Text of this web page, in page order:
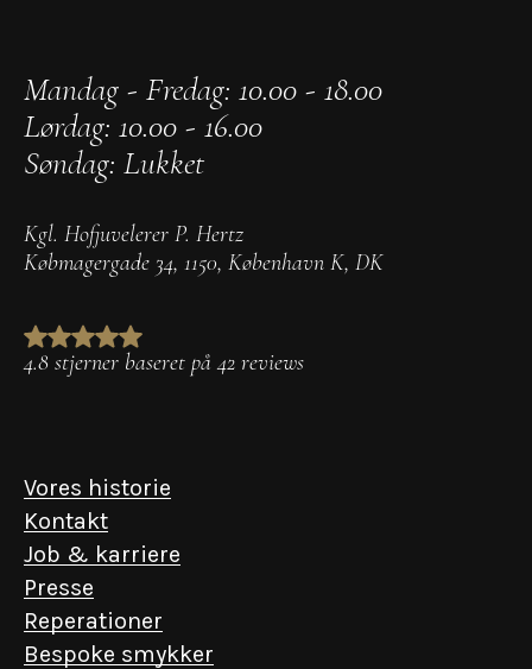
Mandag - Fredag: 10.00 - 18.00
Lørdag: 10.00 - 16.00
Søndag: Lukket
Kgl. Hofjuvelerer P. Hertz
Købmagergade 34, 1150, København K, DK
4.8 stjerner baseret på 42 reviews
Vores historie
Kontakt
Job & karriere
Presse
Reperationer
Bespoke smykker